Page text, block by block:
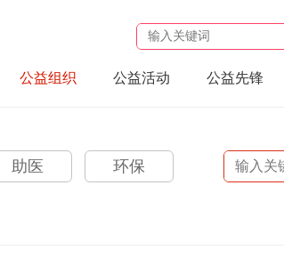
公益组织 公益活动 公益先锋
助医 环保